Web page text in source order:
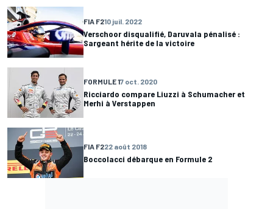
FIA F210 juil. 2022
Verschoor disqualifié, Daruvala pénalisé :
Sargeant hérite de la victoire
FORMULE 17 oct. 2020
Ricciardo compare Liuzzi à Schumacher et
Merhi à Verstappen
FIA F222 août 2018
Boccolacci débarque en Formule 2